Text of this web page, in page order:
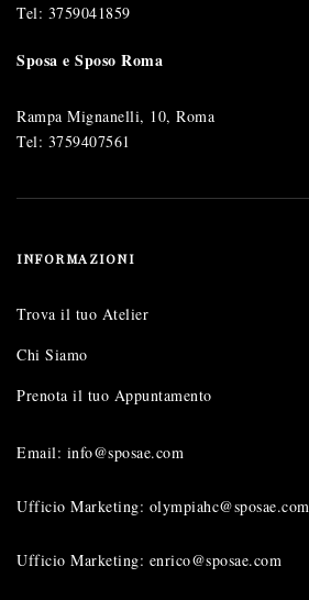
Tel: 3759041859
Sposa e Sposo Roma
Rampa Mignanelli, 10, Roma
Tel: 3759407561
INFORMAZIONI
Trova il tuo Atelier
Chi Siamo
Prenota il tuo Appuntamento
Email: info@sposae.com
Ufficio Marketing: olympiahc@sposae.com
Ufficio Marketing: enrico@sposae.com